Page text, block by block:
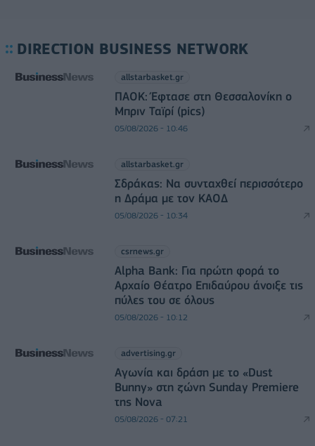
DIRECTION BUSINESS NETWORK
allstarbasket.gr
ΠΑΟΚ: Έφτασε στη Θεσσαλονίκη ο
Μπριν Ταϊρί (pics)
05/08/2026 - 10:46
allstarbasket.gr
Σδράκας: Να συνταχθεί περισσότερο
η Δράμα με τον ΚΑΟΔ
05/08/2026 - 10:34
csrnews.gr
Alpha Bank: Για πρώτη φορά το
Αρχαίο Θέατρο Επιδαύρου άνοιξε τις
πύλες του σε όλους
05/08/2026 - 10:12
advertising.gr
Αγωνία και δράση με το «Dust
Bunny» στη ζώνη Sunday Premiere
της Nova
05/08/2026 - 07:21